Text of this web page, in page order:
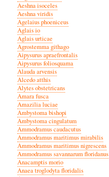
Aeshna isoceles
Aeshna viridis
Agelaius phoeniceus
Aglais io
Aglais urticae
Agrostemma githago
Aipysurus apraefrontalis
Aipysurus foliosquama
Alauda arvensis
Alcedo atthis
Alytes obstetricans
Amara fusca
Amazilia luciae
Ambystoma bishopi
Ambystoma cingulatum
Ammodramus caudacutus
Ammodramus maritimus mirabilis
Ammodramus maritimus nigrescens
Ammodramus savannarum floridanus
Anacamptis morio
Anaea troglodyta floridalis